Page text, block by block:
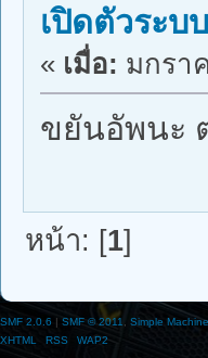
เปิดตัวระ
« เมื่อ: มกรา
ขยันอัพนะ
หน้า: [1]
SMF 2.0.6 | SMF © 2011
Simple
XHTML
RSS WAP2